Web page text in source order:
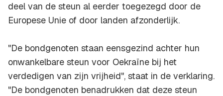
deel van de steun al eerder toegezegd door de
Europese Unie of door landen afzonderlijk.
"De bondgenoten staan eensgezind achter hun
onwankelbare steun voor Oekraïne bij het
verdedigen van zijn vrijheid", staat in de verklaring.
"De bondgenoten benadrukken dat deze steun